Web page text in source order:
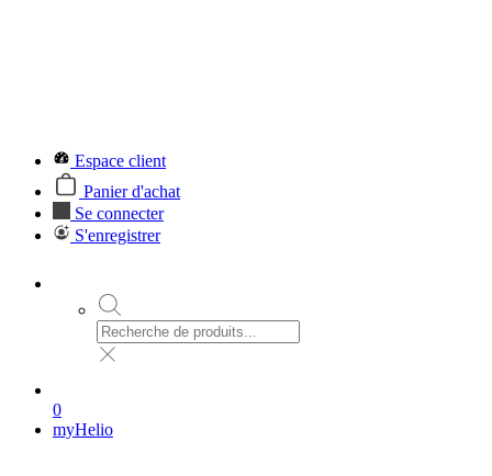
Espace client
Panier d'achat
Se connecter
S'enregistrer
0
myHelio